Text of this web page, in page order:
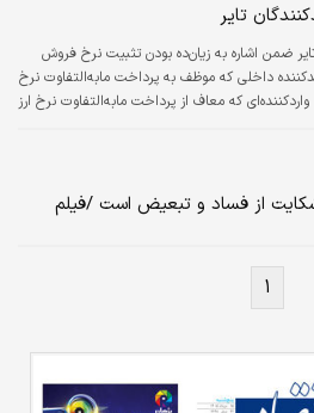
تایر
ضمن اشاره به زیان‌ده بودن تثبیت نرخ فروش
داخلی که موظف به پرداخت مابه‌التفاوت نرخ
واردکننده‌ای که معاف از پرداخت مابه‌التفاوت نرخ ارز
تحت کنترل تولیدکننده نیست.کارخانه‌های
به…
از فساد و تبعیض است /فیلم
۱